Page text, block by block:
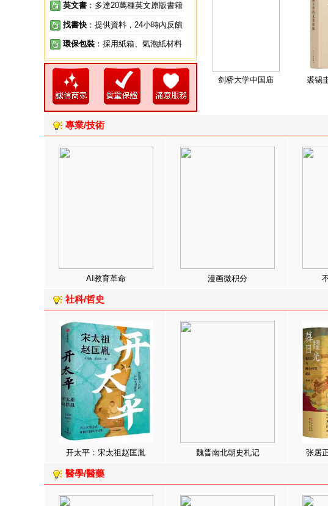
英文書 ：多達20萬種英文原版書籍
找書快 ：提供資料，24小時內反饋
環保包裝 ：採用紙箱、氣泡紙材料
剑桥大学中国庙 裘锡
專業/技術
AI教育革命 漫画微积分
社科/哲史
开太平：宋太祖赵匡胤 魏晋南北朝史札记 张居
醫學/醫藥